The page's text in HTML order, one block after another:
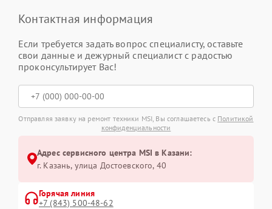
Контактная информация
Если требуется задать вопрос специалисту, оставьте
свои данные и дежурный специалист с радостью
проконсультирует Вас!
Отправляя заявку на ремонт техники MSI, Вы соглашаетесь с Политикой
конфиденциальности
Адрес сервисного центра MSI в Казани:
г. Казань, улица Достоевского, 40
Горячая линия
+7 (843) 500-48-62